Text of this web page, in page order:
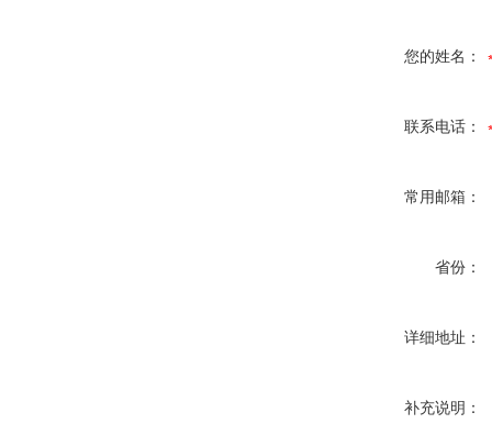
您的姓名：
联系电话：
常用邮箱：
省份：
详细地址：
补充说明：